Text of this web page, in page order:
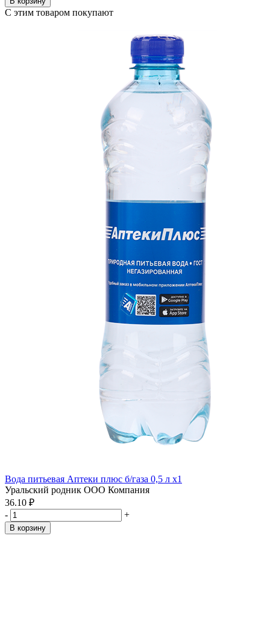
С этим товаром покупают
Вода питьевая Аптеки плюс б/газа 0,5 л x1
Уральский родник ООО Компания
36.10 ₽
-
+
В корзину